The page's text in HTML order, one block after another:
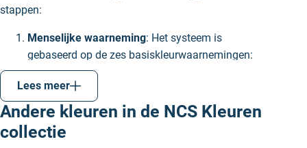
stappen:
Menselijke waarneming: Het systeem is
gebaseerd op de zes basiskleurwaarnemingen:
wit (W), zwart (S), geel (Y), rood (R), blauw (B) en
groen (G). Elke kleur in het systeem wordt
beschreven als een combinatie van deze
basiswaarnemingen.
Kleurcode structuur
Lees meer
Andere kleuren in de NCS Kleuren
collectie